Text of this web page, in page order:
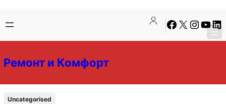
содержимому
содержимому
Facebook
X Instagram
Ремонт и Комфорт
Uncategorised